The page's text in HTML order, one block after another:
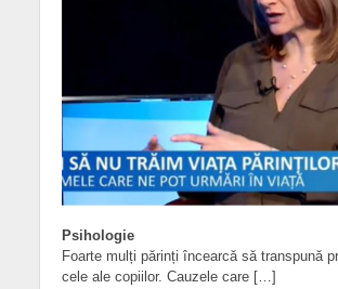
Psihologie
Foarte mulți părinți încearcă să transpună
cele ale copiilor. Cauzele care […]